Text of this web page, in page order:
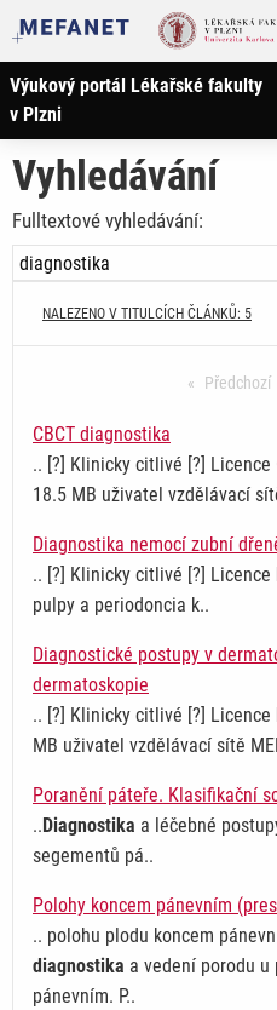
Výukový portál Lékařské fakulty
v Plzni
Vyhledávání
Fulltextové vyhledávání:
NALEZENO V TITULCÍCH ČLÁNKŮ: 5
Předchozí
CBCT diagnostika
.. [?] Klinicky citlivé [?] Licence
18.5 MB uživatel vzdělávací
Diagnostika nemocí zubní
.. [?] Klinicky citlivé [?] Licence
pulpy a periodoncia k..
Diagnostické postupy v
dermatoskopie
.. [?] Klinicky citlivé [?] Licence
MB uživatel vzdělávací sítě
Poranění páteře. Klasifikační
.. Diagnostika a léčebné
segementů pá..
Polohy koncem pánevním
.. polohu plodu koncem
diagnostika a vedení porodu u
pánevním. P..